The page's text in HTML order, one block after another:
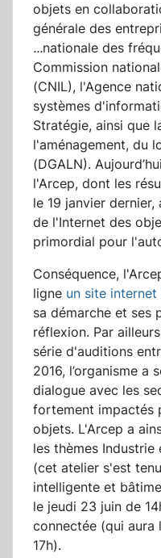
objets en
générale des
...nationale des
Commission
(CNIL), l'Agence
systèmes
Stratégie, ainsi que
l'aménagement, du
(DGALN).
l'Arcep, dont les
le 19 janvier
de l'Internet des
primordial pour
Conséquence,
ligne un site internet
sa démarche et ses
réflexion. Par
série d'auditions
2016, l’organisme a
dialogue avec les
fortement impactés
objets. L'Arcep a
les thèmes
(cet atelier s'est
intelligente et
le jeudi 23 juin de
connectée (qui aura
17h).